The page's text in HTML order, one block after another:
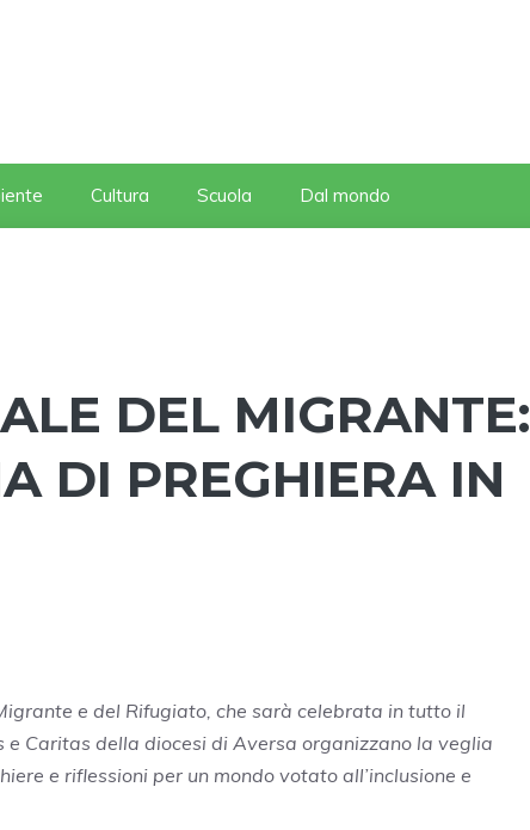
Cultura Scuola Dal mondo
DEL MIGRANTE:
DI PREGHIERA IN
e del Rifugiato, che sarà celebrata in tutto il
Caritas della diocesi di Aversa organizzano la veglia
e riflessioni per un mondo votato all’inclusione e